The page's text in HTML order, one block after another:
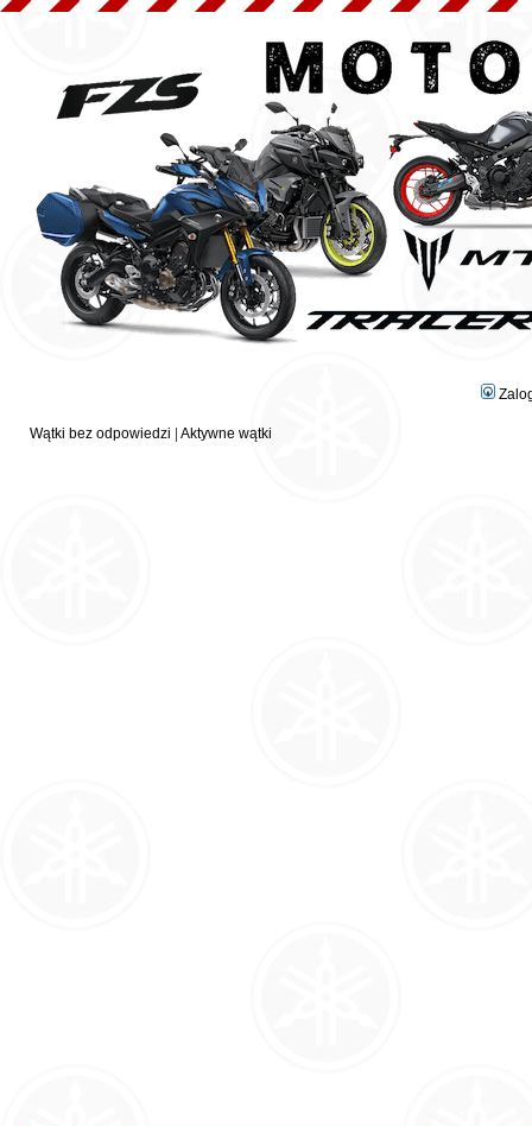
Wątki bez odpowiedzi Aktywne wątki